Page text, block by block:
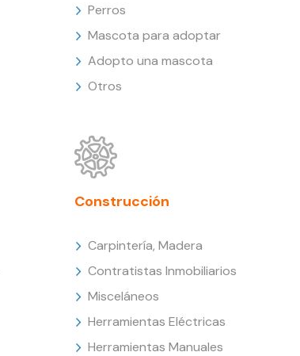
Perros
Mascota para adoptar
Adopto una mascota
Otros
Construcción
Carpintería, Madera
Contratistas Inmobiliarios
Misceláneos
Herramientas Eléctricas
Herramientas Manuales